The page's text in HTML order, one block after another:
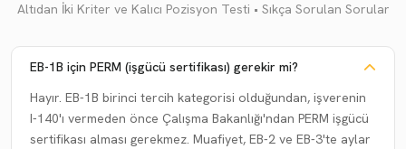
Altıdan İki Kriter ve Kalıcı Pozisyon Testi • Sıkça Sorulan Sorular
EB-1B için PERM (işgücü sertifikası) gerekir mi?
Hayır. EB-1B birinci tercih kategorisi olduğundan, işverenin
I-140'ı vermeden önce Çalışma Bakanlığı'ndan PERM işgücü
sertifikası alması gerekmez. Muafiyet, EB-2 ve EB-3'te aylar